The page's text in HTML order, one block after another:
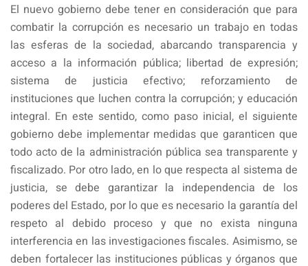
El nuevo gobierno debe tener en consideración que para
combatir la corrupción es necesario un trabajo en todas
las esferas de la sociedad, abarcando transparencia y
acceso a la información pública; libertad de expresión;
sistema de justicia efectivo; reforzamiento de
instituciones que luchen contra la corrupción; y educación
integral. En este sentido, como paso inicial, el siguiente
gobierno debe implementar medidas que garanticen que
todo acto de la administración pública sea transparente y
fiscalizado. Por otro lado, en lo que respecta al sistema de
justicia, se debe garantizar la independencia de los
poderes del Estado, por lo que es necesario la garantía del
respeto al debido proceso y que no exista ninguna
interferencia en las investigaciones fiscales. Asimismo, se
deben fortalecer las instituciones públicas y órganos que